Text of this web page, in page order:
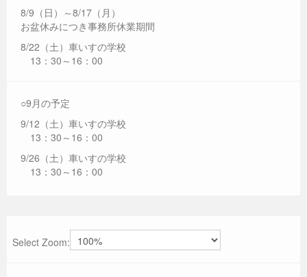
8/9（日）～8/17（月）
お盆休みにつき事務所休業期間
8/22（土）車いすの学校
13：30～16：00
○9月の予定
9/12（土）車いすの学校
13：30～16：00
9/26（土）車いすの学校
13：30～16：00
Select Zoom: